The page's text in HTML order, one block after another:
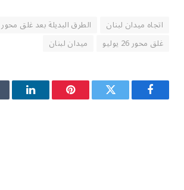
اتجاه ميدان لبنان
الطرق البديلة بعد غلق محور 26 يوليو
غلق محور 26 يوليو
ميدان لبنان
فيسبوك تويتر بينتيريستلينكدإن